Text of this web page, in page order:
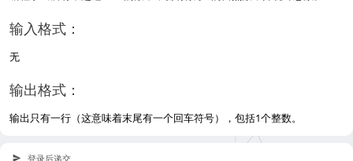
输入格式：
无
输出格式：
输出只有一行（这意味着末尾有一个回车符号），包括1个整数。
登录后递交